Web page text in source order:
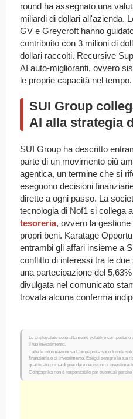
round ha assegnato una
miliardi di dollari all'azienda.
GV e Greycroft hanno
contribuito con 3 milioni di
dollari raccolti. Recursive
AI auto-miglioranti, ovvero
le proprie capacità nel tempo.
SUI Group
AI alla strategia
SUI Group ha descritto
parte di un movimento più
agentica, un termine che si
eseguono decisioni
dirette a ogni passo. La
tecnologia di Nof1 si collega
tesoreria, ovvero la
propri beni. Karatage
entrambi gli affari insieme a
conflitto di interessi tra le
una partecipazione del
divulgata nel comunicato
trovata alcuna conferma
Le criptovalute sono altamente volatili e
il tuo investimento.
Tutte le informazioni su Coinpaprika sono fornite
finanziaria o di investimento. Esegui sempre la tua
qualificato prima di prendere decisioni di
Coinpaprika non è responsabile per eventuali